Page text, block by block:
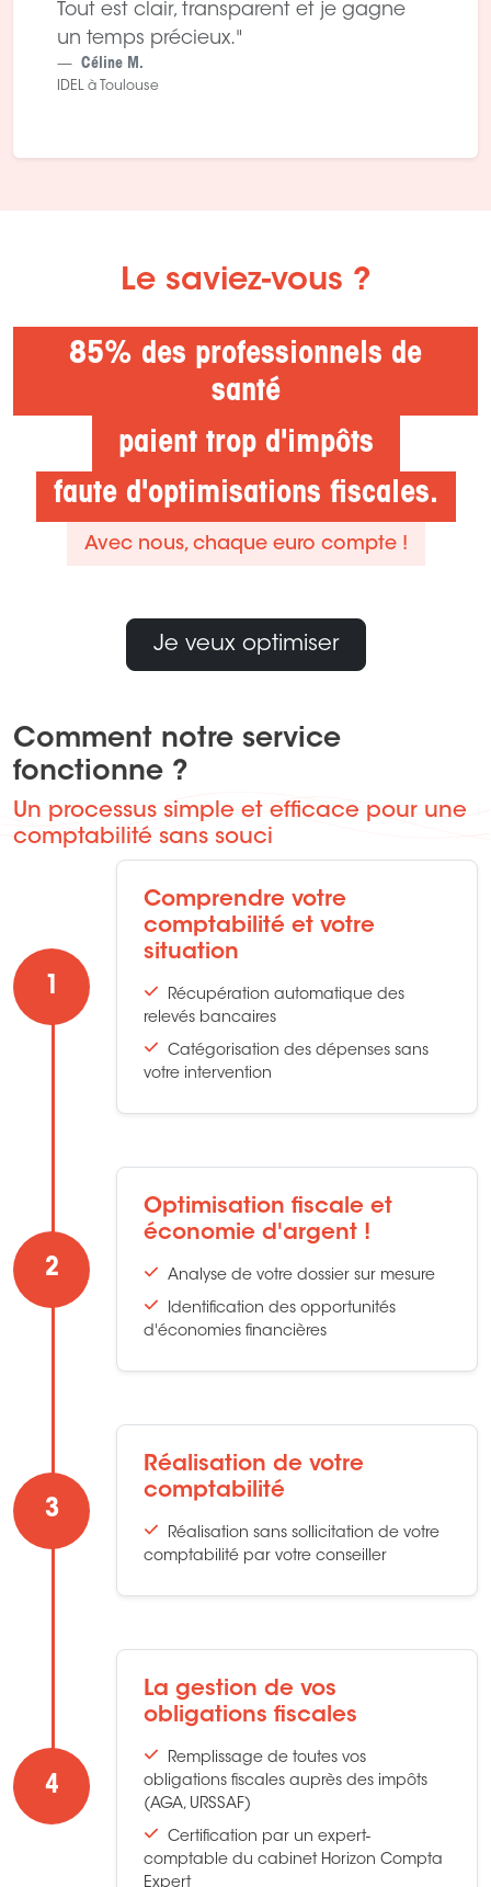
Tout est clair, transparent et je gagne
un temps précieux."
Céline M.
IDEL à Toulouse
Le saviez-vous ?
85% des professionnels de
santé
paient trop d'impôts
faute d'optimisations fiscales.
Avec nous, chaque euro compte !
Je veux optimiser
Comment notre service
fonctionne ?
Un processus simple et efficace pour une
comptabilité sans souci
1
Comprendre votre
comptabilité et votre
situation
Récupération automatique des
relevés bancaires
Catégorisation des dépenses sans
votre intervention
2
Optimisation fiscale et
économie d'argent !
Analyse de votre dossier sur mesure
Identification des opportunités
d'économies financières
3
Réalisation de votre
comptabilité
Réalisation sans sollicitation de votre
comptabilité par votre conseiller
4
La gestion de vos
obligations fiscales
Remplissage de toutes vos
obligations fiscales auprès des impôts
(AGA, URSSAF)
Certification par un expert-
comptable du cabinet Horizon Compta